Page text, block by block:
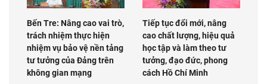
Bến Tre: Nâng cao vai trò,
trách nhiệm thực hiện
nhiệm vụ bảo vệ nền tảng
tư tưởng của Đảng trên
không gian mạng
Tiếp tục đổi mới, nâng
cao chất lượng, hiệu quả
học tập và làm theo tư
tưởng, đạo đức, phong
cách Hồ Chí Minh